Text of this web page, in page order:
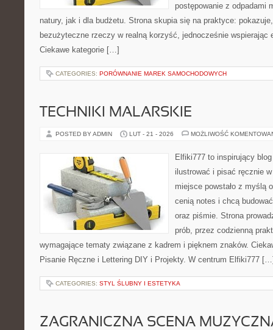
postępowanie z odpadami
natury, jak i dla budżetu. Strona skupia się na praktyce:
bezużyteczne rzeczy w realną korzyść, jednocześnie wspierając
Ciekawe kategorie […]
CATEGORIES: PORÓWNANIE MAREK SAMOCHODOWYCH
TECHNIKI MALARSKIE
POSTED BY ADMIN LUT - 21 - 2026 MOŻLIWOŚĆ
Elfiki777 to inspirujący
ilustrować i pisać ręcznie
miejsce powstało z myślą
cenią notes i chcą
oraz piśmie. Strona
prób, przez codzienną
wymagające tematy związane z kadrem i pięknem znaków.
Pisanie Ręczne i Lettering DIY i Projekty. W centrum Elfiki777
CATEGORIES: STYL ŚLUBNY I ESTETYKA
ZAGRANICZNA SCENA